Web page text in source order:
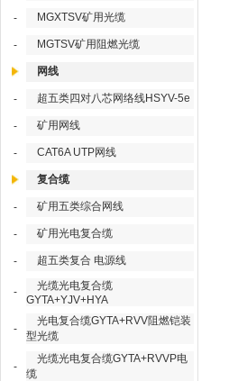
- MGXTSV矿用光缆
- MGTSV矿用阻燃光缆
网线
- 超五类四对八芯网络线HSYV-5e
- 矿用网线
- CAT6A UTP网线
复合缆
- 矿用五类综合网线
- 矿用光电复合缆
- 超五类复合 电源线
-
光缆光电复合缆
GYTA+YJV+HYA
-
光电复合缆GYTA+RVV阻燃铠装
型光缆
-
光缆光电复合缆GYTA+RVVP电
缆